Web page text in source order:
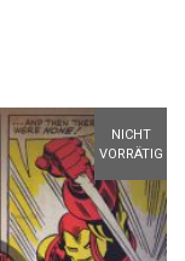
NICHT
VORRÄTIG